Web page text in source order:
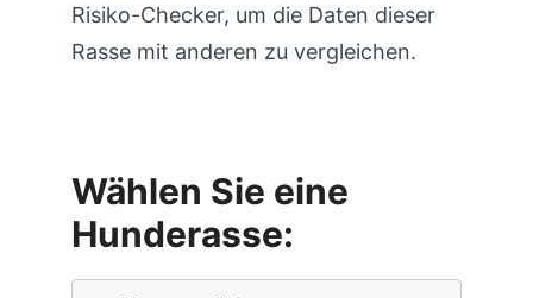
Risiko-Checker, um die Daten dieser
Rasse mit anderen zu vergleichen.
Wählen Sie eine
Hunderasse: